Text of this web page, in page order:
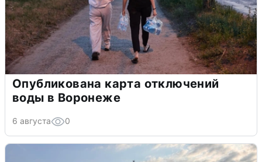
Опубликована карта отключений
воды в Воронеже
6 августа 0